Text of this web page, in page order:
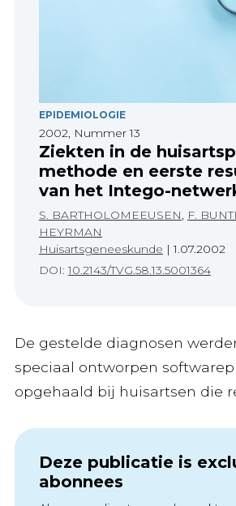
EPIDEMIOLOGIE
2002, Nummer 13
Ziekten in de
methode en eerste
van het Intego-
S. BARTHOLOMEEUSEN, F.
HEYRMAN
Huisartsgeneeskunde |1.07.2002
DOI:10.2143/TVG.58.13.5001364
De gestelde diagnosen
speciaal ontworpen
opgehaald bij huisartsen die
Deze publicatie is
abonnees